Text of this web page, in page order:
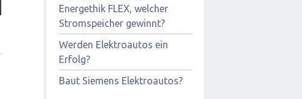
Energethik FLEX, welcher
Stromspeicher gewinnt?
Werden Elektroautos ein
Erfolg?
Baut Siemens Elektroautos?